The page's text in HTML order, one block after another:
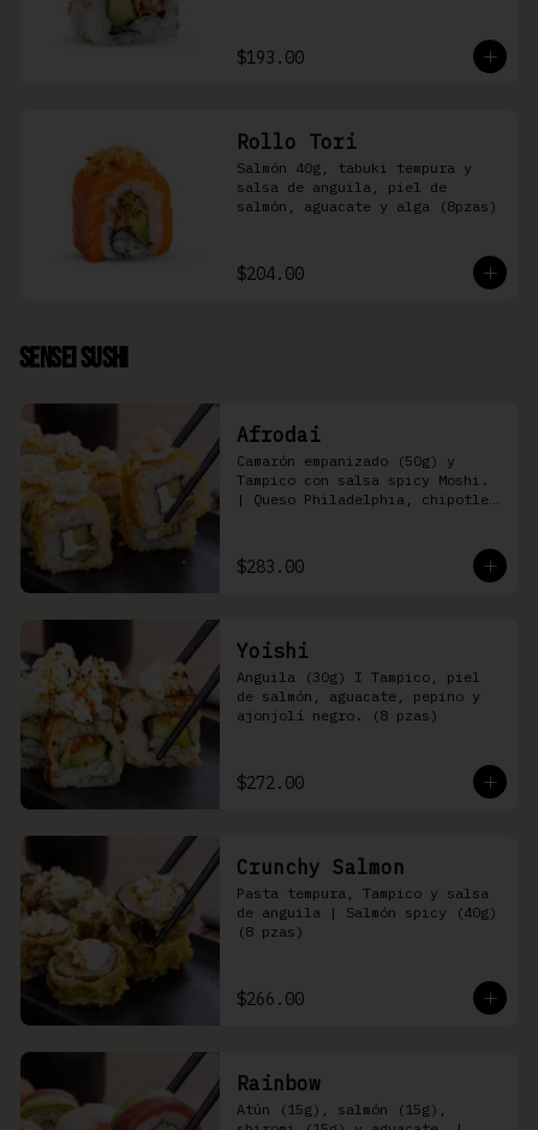
$193.00
Rollo Tori
Salmón 40g, tabuki tempura y
salsa de anguila, piel de
salmón, aguacate y alga (8pzas)
$204.00
Sensei Sushi
Afrodai
Camarón empanizado (50g) y
Tampico con salsa spicy Moshi.
| Queso Philadelphia, chipotle,
$283.00
Yoishi
Anguila (30g) I Tampico, piel
de salmón, aguacate, pepino y
ajonjolí negro. (8 pzas)
$272.00
Crunchy Salmon
Pasta tempura, Tampico y salsa
de anguila | Salmón spicy (40g)
(8 pzas)
$266.00
Rainbow
Atún (15g), salmón (15g),